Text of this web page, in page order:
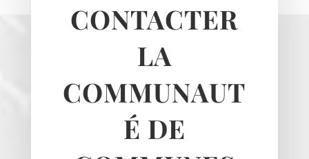
Le Perchay
Montgeroult
CONTACTER
LA
COMMUNAUT
É DE